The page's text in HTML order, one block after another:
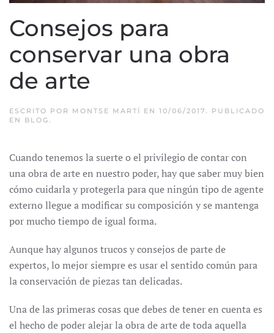
Consejos para
conservar una obra
de arte
ESCRITO POR MONTSE MARTÍ EN 10/06/2017. PUBLICADO
EN BLOG.
Cuando tenemos la suerte o el privilegio de contar con
una obra de arte en nuestro poder, hay que saber muy bien
cómo cuidarla y protegerla para que ningún tipo de agente
externo llegue a modificar su composición y se mantenga
por mucho tiempo de igual forma.
Aunque hay algunos trucos y consejos de parte de
expertos, lo mejor siempre es usar el sentido común para
la conservación de piezas tan delicadas.
Una de las primeras cosas que debes de tener en cuenta es
el hecho de poder alejar la obra de arte de toda aquella